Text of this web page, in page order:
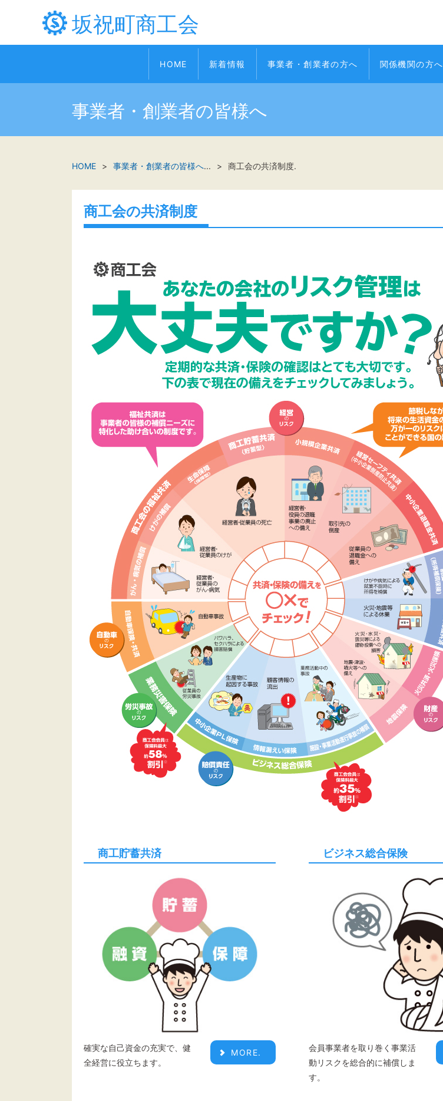
坂祝町商工会
HOME 新着情報 事業者・創業者の方へ 関係機関の方へ
事業者・創業者の皆様へ
HOME 事業者・創業者の皆様へ... 商工会の共済制度.
商工会の共済制度
商工貯蓄共済
確実な自己資金の充実で、健
全経営に役立ちます。
MORE.
ビジネス総合保険
会員事業者を取り巻く事業活
動リスクを総合的に補償しま
す。